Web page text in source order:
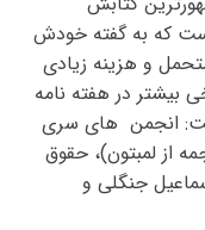
که به گفته خودش
و هزینه زیادی
بیشتر در هفته نامه
انجمن های سری
از لمبتون)، حقوق
جنگلی و